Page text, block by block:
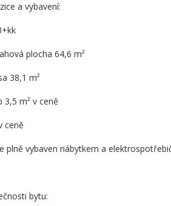
a vybavení:
plocha 64,6 m²
38,1 m²
3,5 m² v ceně
ceně
plně vybaven nábytkem a
bytu: